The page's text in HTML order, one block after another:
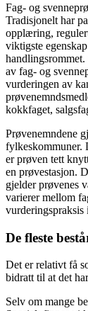
Fag- og
Tradisjonelt har
opplæring,
viktigste
av fag- og
vurderingen av
kokkfaget,
Prøvenemndene
fylkeskommuner.
er prøven tett
en prøvestasjon.
gjelder prøvenes
varierer mellom
vurderingspraksis
De fleste
Det er relativt få
bidratt til at det
Selv om mange